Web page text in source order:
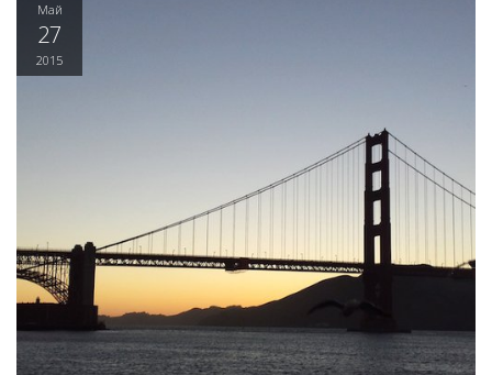
Май
27
2015